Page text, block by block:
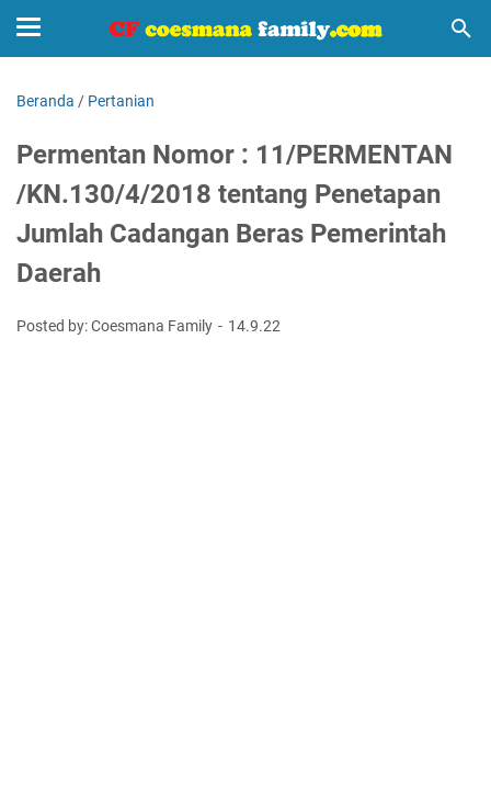
Beranda / Pertanian
Permentan Nomor : 11/PERMENTAN
/KN.130/4/2018 tentang Penetapan
Jumlah Cadangan Beras Pemerintah
Daerah
Posted by: Coesmana Family 14.9.22